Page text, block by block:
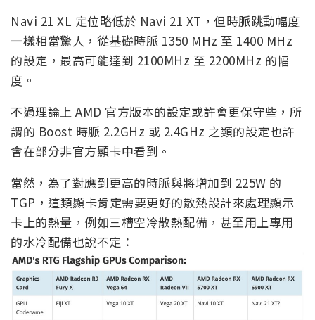
Navi 21 XL 定位略低於 Navi 21 XT，但時脈跳動幅度
一樣相當驚人，從基礎時脈 1350 MHz 至 1400 MHz
的設定，最高可能達到 2100MHz 至 2200MHz 的幅
度。
不過理論上 AMD 官方版本的設定或許會更保守些，所
謂的 Boost 時脈 2.2GHz 或 2.4GHz 之類的設定也許
會在部分非官方顯卡中看到。
當然，為了對應到更高的時脈與將增加到 225W 的
TGP，這類顯卡肯定需要更好的散熱設計來處理顯示
卡上的熱量，例如三槽空冷散熱配備，甚至用上專用
的水冷配備也說不定：